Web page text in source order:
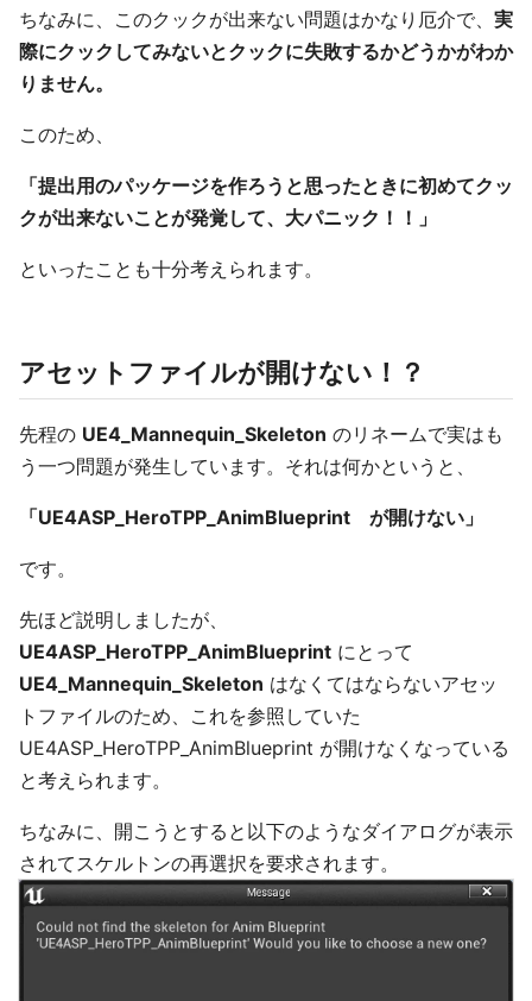
ちなみに、このクックが出来ない問題はかなり厄介で、 実
際にクックしてみないとクックに失敗するかどうかがわか
りません。
このため、
「提出用のパッケージを作ろうと思ったときに初めてクッ
クが出来ないことが発覚して、大パニック！！」
といったことも十分考えられます。
アセットファイルが開けない！？
先程の UE4_Mannequin_Skeleton のリネームで実はも
う一つ問題が発生しています。それは何かというと、
「UE4ASP_HeroTPP_AnimBlueprint が開けない」
です。
先ほど説明しましたが、
UE4ASP_HeroTPP_AnimBlueprint にとって
UE4_Mannequin_Skeleton はなくてはならないアセッ
トファイルのため、これを参照していた
UE4ASP_HeroTPP_AnimBlueprint が開けなくなっている
と考えられます。
ちなみに、開こうとすると以下のようなダイアログが表示
されてスケルトンの再選択を要求されます。